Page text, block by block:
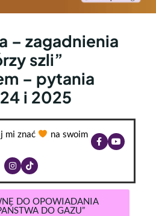
– zagadnienia
szli”
– pytania
i 2025
mi znać
na swoim
DO OPOWIADANIA
DO GAZU”